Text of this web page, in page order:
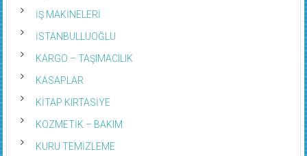
İŞ MAKİNELERİ
İSTANBULLUOĞLU
KARGO – TAŞIMACILIK
KASAPLAR
KİTAP KIRTASİYE
KOZMETİK – BAKIM
KURU TEMİZLEME